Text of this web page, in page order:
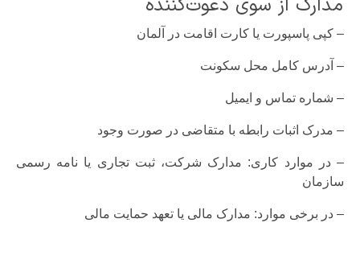
مدارک از سوی دعوت‌کننده
– کپی پاسپورت یا کارت اقامت در آلمان
– آدرس کامل محل سکونت
– شماره تماس و ایمیل
– مدرک اثبات رابطه با متقاضی در صورت وجود
– در موارد کاری: مدارک شرکت، ثبت تجاری یا نامه رسمی
سازمان
– در برخی موارد: مدارک مالی یا تعهد حمایت مالی